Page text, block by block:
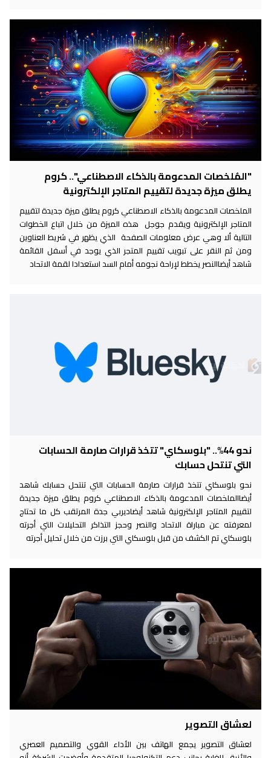
"المُلخصات المدعومة بالذكاء الاصطناعي".. كروم
يطلق ميزة جديدة لتقييم المتاجر الإلكترونية
الملخصات المدعومة بالذكاء الاصطناعي كروم يطلق ميزة جديدة لتقييم
المتاجر الإلكترونية ويقدم جوجل هذه الميزة من خلال اتباع الخطوات
التالية ألا وهي عرض معلومات الصفحة الذي يظهر في شريط العناوين
ومن ثم النقر على تبويب تقييم المتجر الذي يوجد في أسفل القائمة
شاهد أيضاالنصر يخطط لإراحة نجومه أمام السد استعدادا لقمة الاتحاد
نحو 44%.. "بلوسكاي" تتخذ قرارات صارمة الحسابات
التي تنتحل حسابك
نحو بلوسكاي تتخذ قرارات صارمة الحسابات التي تنتحل حسابك شاهد
أيضاالملخصات المدعومة بالذكاء الاصطناعي كروم يطلق ميزة جديدة
لتقييم المتاجر الإلكترونية شاهد أيضاديربي جدة المرتقب كل ما تحتاج
لمعرفته عن مباراة الاتحاد والنصر وحجز التذاكر التحليلات التي أجرته
بلوسكاي تم الكشف من قبل بلوسكاي التي برزت من خلال تحليل أجرته
لعشاق التصوير
لعشاق التصوير يجمع الهاتف بين الأداء القوي والتصميم العصري